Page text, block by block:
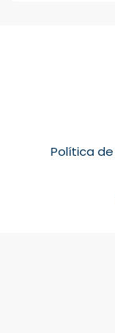
Política